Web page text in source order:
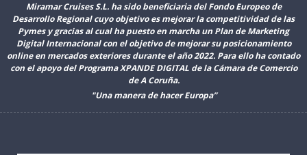
Miramar Cruises S.L. ha sido beneficiaria del Fondo Europeo de
Desarrollo Regional cuyo objetivo es mejorar la competitividad de las
Pymes y gracias al cual ha puesto en marcha un Plan de Marketing
Digital Internacional con el objetivo de mejorar su posicionamiento
online en mercados exteriores durante el año 2022. Para ello ha contado
con el apoyo del Programa XPANDE DIGITAL de la Cámara de Comercio
de A Coruña.
"Una manera de hacer Europa”